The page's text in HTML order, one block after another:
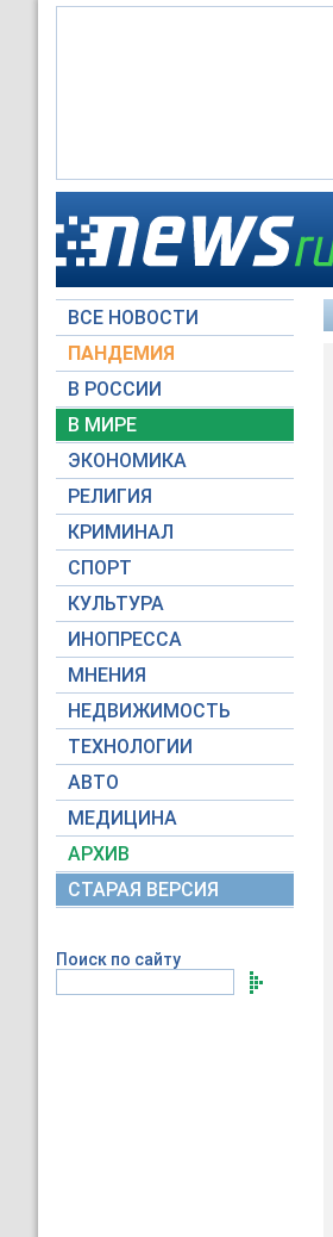
ВСЕ НОВОСТИ
ПАНДЕМИЯ
В РОССИИ
В МИРЕ
ЭКОНОМИКА
РЕЛИГИЯ
КРИМИНАЛ
СПОРТ
КУЛЬТУРА
ИНОПРЕССА
МНЕНИЯ
НЕДВИЖИМОСТЬ
ТЕХНОЛОГИИ
АВТО
МЕДИЦИНА
АРХИВ
СТАРАЯ ВЕРСИЯ
Поиск по сайту